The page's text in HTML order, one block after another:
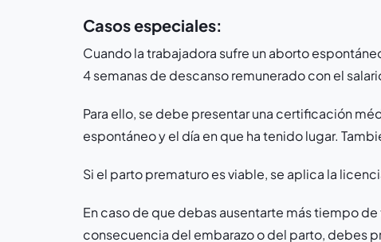
Casos especiales:
Cuando la trabajadora sufre un aborto
4 semanas de descanso remunerado con el
Para ello, se debe presentar una certificación
espontáneo y el día en que ha tenido lugar.
Si el parto prematuro es viable, se aplica la
En caso de que debas ausentarte más tiempo
consecuencia del embarazo o del parto, debes